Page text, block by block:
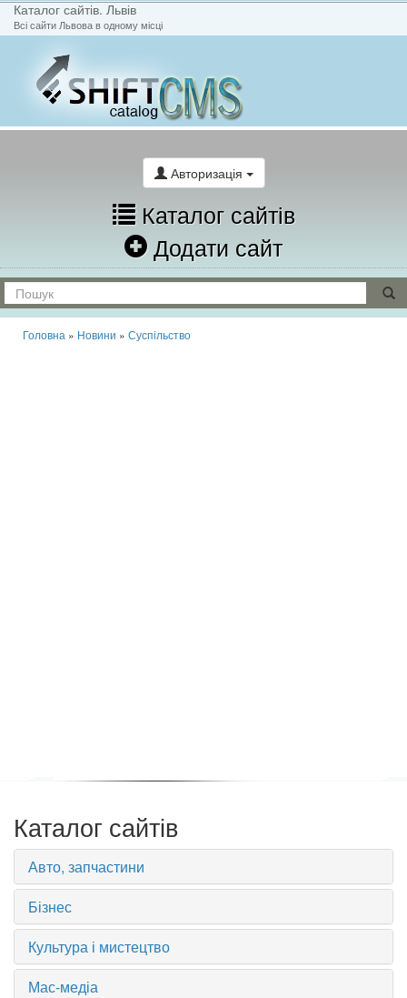
Каталог сайтів. Львів
Всі сайти Львова в одному місці
Авторизація
Каталог сайтів
Додати сайт
Головна » Новини » Суспільство
Каталог сайтів
Авто, запчастини
Бізнес
Культура і мистецтво
Мас-медіа